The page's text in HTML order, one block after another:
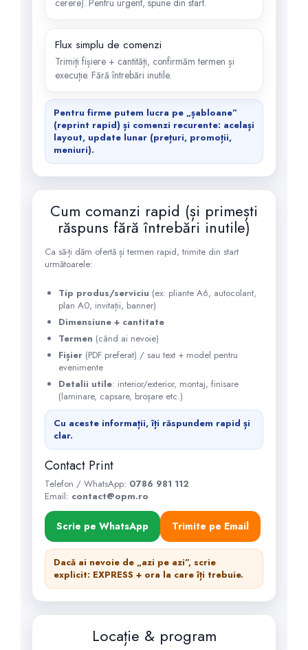
Flux simplu de comenzi
Trimiți fișiere + cantități, confirmăm termen și
execuție. Fără întrebări inutile.
Pentru firme putem lucra pe „șabloane”
(reprint rapid) și comenzi recurente: același
layout, update lunar (prețuri, promoții,
meniuri).
Cum comanzi rapid (și primești
răspuns fără întrebări inutile)
Ca să-ți dăm ofertă și termen rapid, trimite din start
următoarele:
Tip produs/serviciu (ex: pliante A6, autocolant,
plan A0, invitații, banner)
Dimensiune + cantitate
Termen (când ai nevoie)
Fișier (PDF preferat) / sau text + model pentru
evenimente
Detalii utile: interior/exterior, montaj, finisare
(laminare, capsare, broșare etc.)
Cu aceste informații, îți răspundem rapid și
clar.
Contact Print
Telefon / WhatsApp: 0786 981 112
Email: contact@opm.ro
Scrie pe WhatsApp Trimite pe Email
Dacă ai nevoie de „azi pe azi”, scrie
explicit: EXPRESS + ora la care îți trebuie.
Locație & program